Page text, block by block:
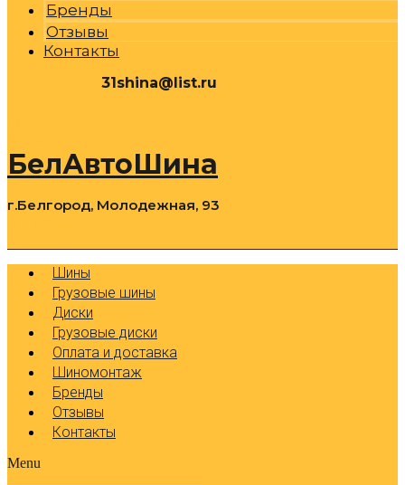
Бренды
Отзывы
Контакты
31shina@list.ru
БелАвтоШина
г.Белгород, Молодежная, 93
Шины
Грузовые шины
Диски
Грузовые диски
Оплата и доставка
Шиномонтаж
Бренды
Отзывы
Контакты
Menu